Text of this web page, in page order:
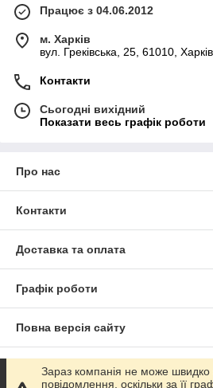
Працює з 04.06.2012
м. Харків
вул. Греківська, 25, 61010,
Контакти
Сьогодні вихідний
Показати весь графік роботи
Про нас
Контакти
Доставка та оплата
Графік роботи
Повна версія сайту
Сайт створено на маркетплейсі
Зараз компанія не може
повідомлення, оскільки за її